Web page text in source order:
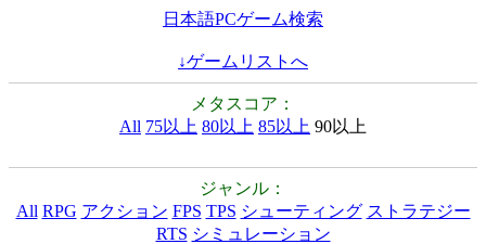
日本語PCゲーム検索
↓ゲームリストへ
メタスコア：
All 75以上 80以上 85以上 90以上
ジャンル：
All RPG アクション FPS TPS シューティング ストラテジー
RTS シミュレーション